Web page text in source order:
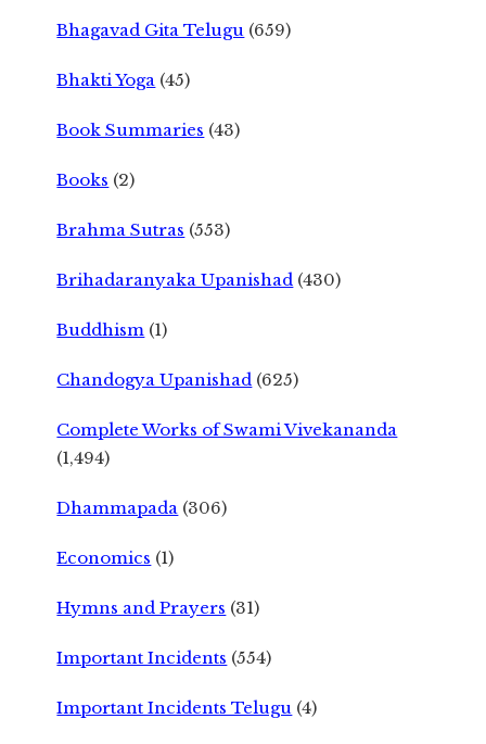
Bhagavad Gita Telugu (659)
Bhakti Yoga (45)
Book Summaries (43)
Books (2)
Brahma Sutras (553)
Brihadaranyaka Upanishad (430)
Buddhism (1)
Chandogya Upanishad (625)
Complete Works of Swami Vivekananda
(1,494)
Dhammapada (306)
Economics (1)
Hymns and Prayers (31)
Important Incidents (554)
Important Incidents Telugu (4)